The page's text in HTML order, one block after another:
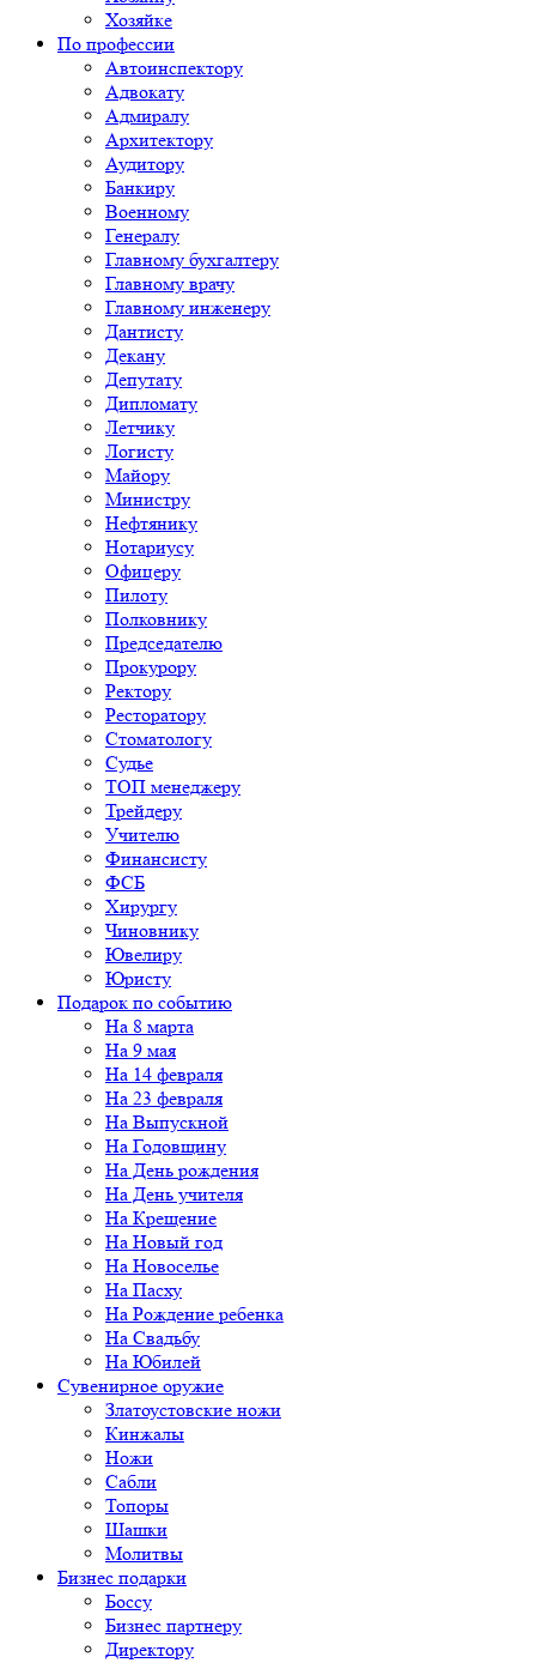
Хозяйке
По профессии
Автоинспектору
Адвокату
Адмиралу
Архитектору
Аудитору
Банкиру
Военному
Генералу
Главному бухгалтеру
Главному врачу
Главному инженеру
Дантисту
Декану
Депутату
Дипломату
Летчику
Логисту
Майору
Министру
Нефтянику
Нотариусу
Офицеру
Пилоту
Полковнику
Председателю
Прокурору
Ректору
Ресторатору
Стоматологу
Судье
ТОП менеджеру
Трейдеру
Учителю
Финансисту
ФСБ
Хирургу
Чиновнику
Ювелиру
Юристу
Подарок по событию
На 8 марта
На 9 мая
На 14 февраля
На 23 февраля
На Выпускной
На Годовщину
На День рождения
На День учителя
На Крещение
На Новый год
На Новоселье
На Пасху
На Рождение ребенка
На Свадьбу
На Юбилей
Сувенирное оружие
Златоустовские ножи
Кинжалы
Ножи
Сабли
Топоры
Шашки
Молитвы
Бизнес подарки
Боссу
Бизнес партнеру
Директору